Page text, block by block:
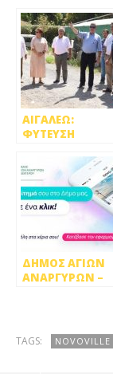
ΑΙΓΑΛΕΩ:
ΦΥΤΕΥΣΗ
ΣΤΗΝ ΠΟΛΗ
ΔΗΜΟΣ ΑΓΙΩΝ
ΑΝΑΡΓΥΡΩΝ –
TAGS: NOVOVILLE